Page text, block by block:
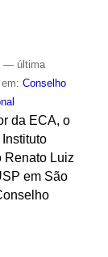
— última
Conselho
da ECA, o
Renato Luiz
em São